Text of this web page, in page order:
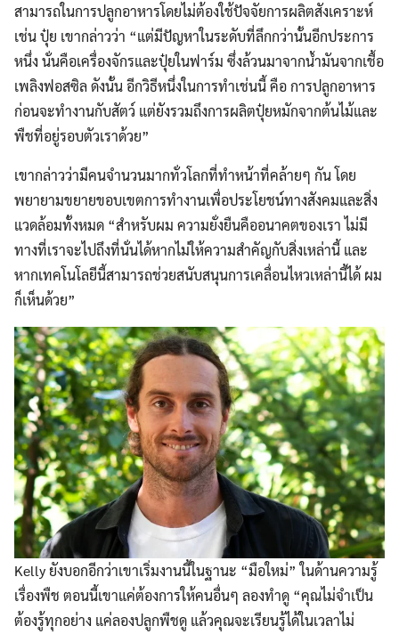
Search
for: Search
สามารถในการปลูกอาหารโดยไม่ต้องใช้ปัจจัยการผลิตสังเคราะห์
เช่น ปุ๋ย เขากล่าวว่า “แต่มีปัญหาในระดับที่ลึกกว่านั้นอีกประการ
หนึ่ง นั่นคือเครื่องจักรและปุ๋ยในฟาร์ม ซึ่งล้วนมาจากน้ำมันจากเชื้อ
เพลิงฟอสซิล ดังนั้น อีกวิธีหนึ่งในการทำเช่นนี้ คือ การปลูกอาหาร
ก่อนจะทำงานกับสัตว์ แต่ยังรวมถึงการผลิตปุ๋ยหมักจากต้นไม้และ
พืชที่อยู่รอบตัวเราด้วย”
เขากล่าวว่ามีคนจำนวนมากทั่วโลกที่ทำหน้าที่คล้ายๆ กัน โดย
พยายามขยายขอบเขตการทำงานเพื่อประโยชน์ทางสังคมและสิ่ง
แวดล้อมทั้งหมด “สำหรับผม ความยั่งยืนคืออนาคตของเรา ไม่มี
ทางที่เราจะไปถึงที่นั่นได้หากไม่ให้ความสำคัญกับสิ่งเหล่านี้ และ
หากเทคโนโลยีนี้สามารถช่วยสนับสนุนการเคลื่อนไหวเหล่านี้ได้ ผม
ก็เห็นด้วย”
Kelly ยังบอกอีกว่าเขาเริ่มงานนี้ในฐานะ “มือใหม่” ในด้านความรู้
เรื่องพืช ตอนนี้เขาแค่ต้องการให้คนอื่นๆ ลองทำดู “คุณไม่จำเป็น
ต้องรู้ทุกอย่าง แค่ลองปลูกพืชดู แล้วคุณจะเรียนรู้ได้ในเวลาไม่